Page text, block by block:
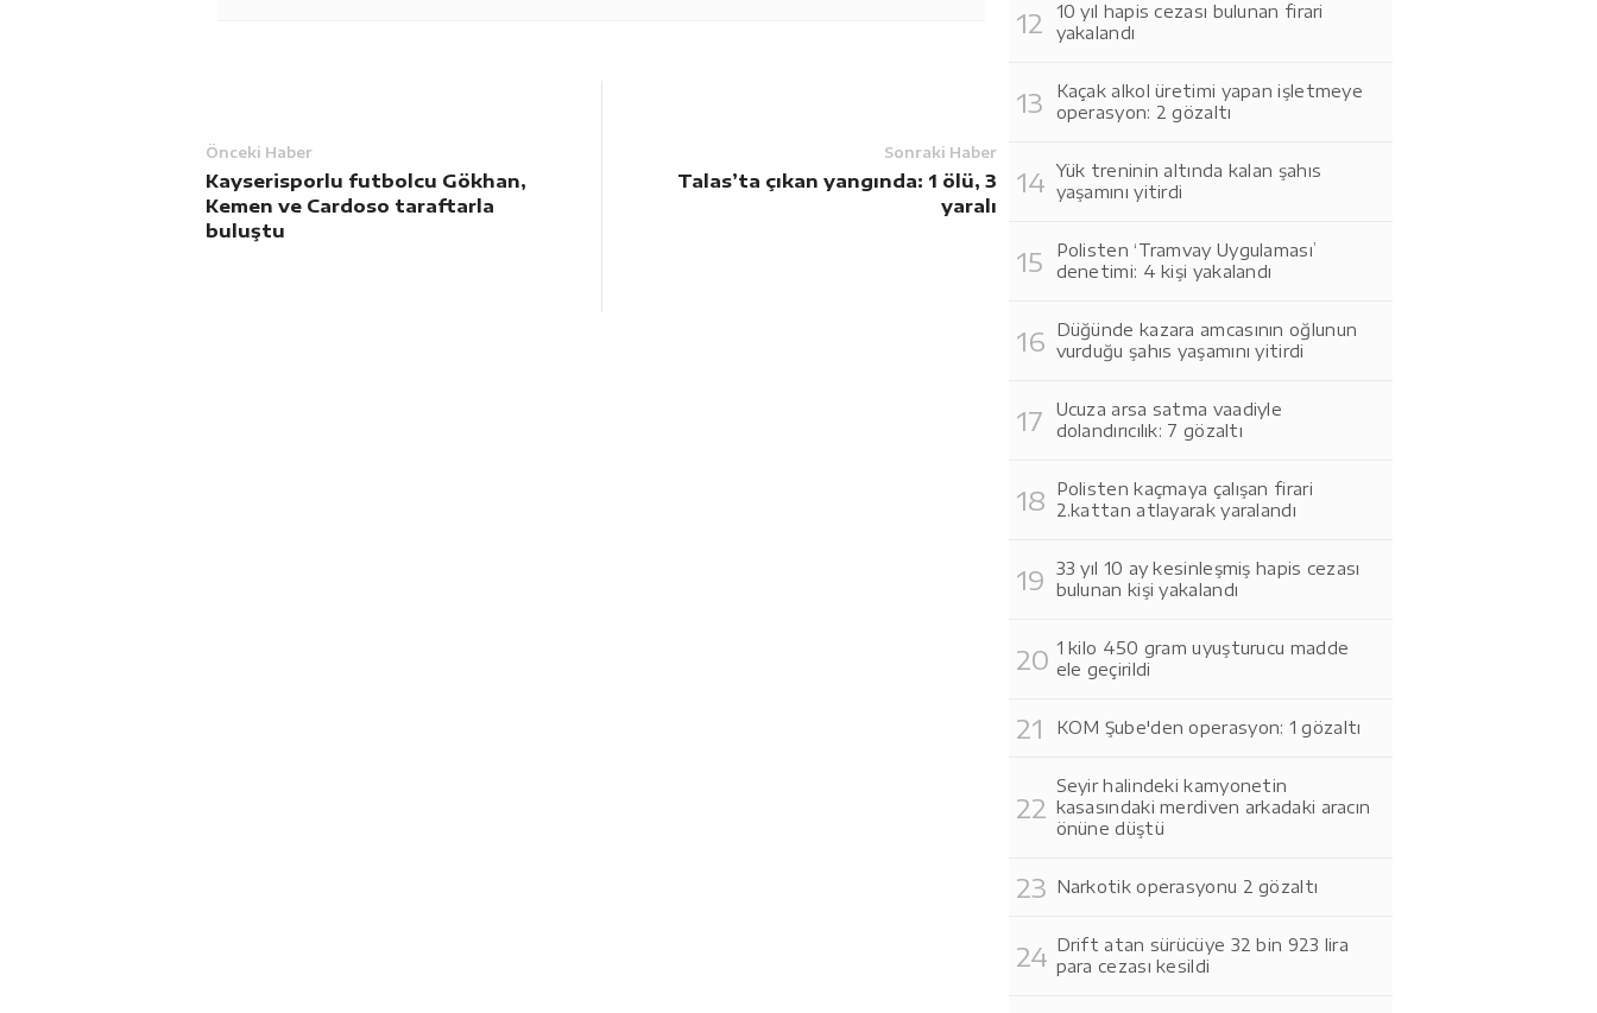
Önceki Haber
Kayserisporlu futbolcu Gökhan,
Kemen ve Cardoso taraftarla
buluştu
Sonraki Haber
Talas’ta çıkan yangında: 1 ölü, 3
yaralı
10 yıl hapis cezası bulunan firari
yakalandı
Kaçak alkol üretimi yapan işletmeye
operasyon: 2 gözaltı
Yük treninin altında kalan şahıs
yaşamını yitirdi
Polisten ‘Tramvay Uygulaması’
denetimi: 4 kişi yakalandı
Düğünde kazara amcasının oğlunun
vurduğu şahıs yaşamını yitirdi
Ucuza arsa satma vaadiyle
dolandırıcılık: 7 gözaltı
Polisten kaçmaya çalışan firari
2.kattan atlayarak yaralandı
33 yıl 10 ay kesinleşmiş hapis cezası
bulunan kişi yakalandı
1 kilo 450 gram uyuşturucu madde
ele geçirildi
KOM Şube'den operasyon: 1 gözaltı
Seyir halindeki kamyonetin
kasasındaki merdiven arkadaki aracın
önüne düştü
Narkotik operasyonu 2 gözaltı
Drift atan sürücüye 32 bin 923 lira
para cezası kesildi